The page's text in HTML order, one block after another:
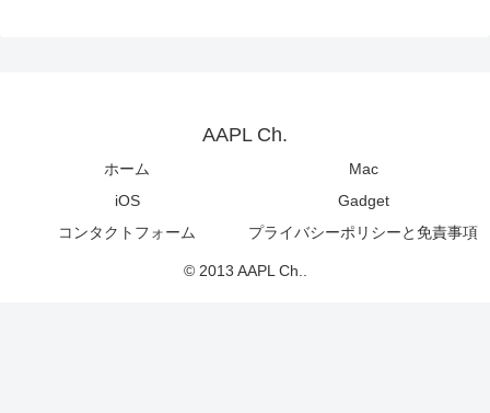
AAPL Ch.
ホーム
Mac
iOS
Gadget
コンタクトフォーム
プライバシーポリシーと免責事項
© 2013 AAPL Ch..